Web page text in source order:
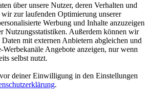
über unsere Nutzer, deren Verhalten und
zur laufenden Optimierung unserer
Werbung und Inhalte anzuzeigen
Nutzungsstatistiken. Außerdem können wir
Daten mit externen Anbietern abgleichen und
Angebote anzeigen, nur wenn
selbst nutzt.
deiner Einwilligung in den Einstellungen
.